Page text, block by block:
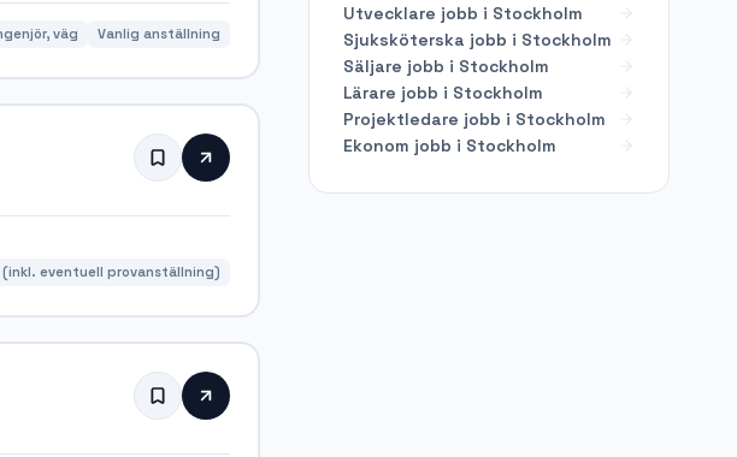
väg Vanlig anställning
eventuell provanställning)
Utvecklare jobb i Stockholm
Sjuksköterska jobb i Stockholm
Säljare jobb i Stockholm
Lärare jobb i Stockholm
Projektledare jobb i Stockholm
Ekonom jobb i Stockholm